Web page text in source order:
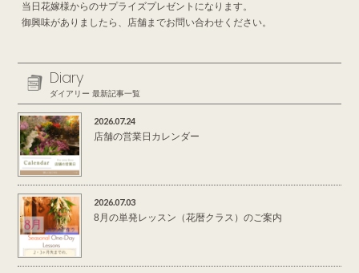
当日花嫁様からのサプライズプレゼントになります。
御興味がありましたら、店舗までお問い合わせください。
Diary
ダイアリー 最新記事一覧
2026.07.24
店舗の営業日カレンダー
2026.07.03
8月の単発レッスン（花暦クラス）のご案内